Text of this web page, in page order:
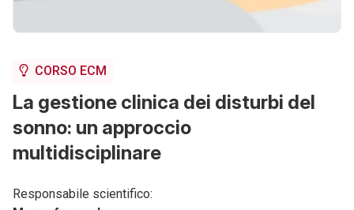
CORSO ECM
La gestione clinica dei disturbi del
sonno: un approccio
multidisciplinare
Responsabile scientifico: